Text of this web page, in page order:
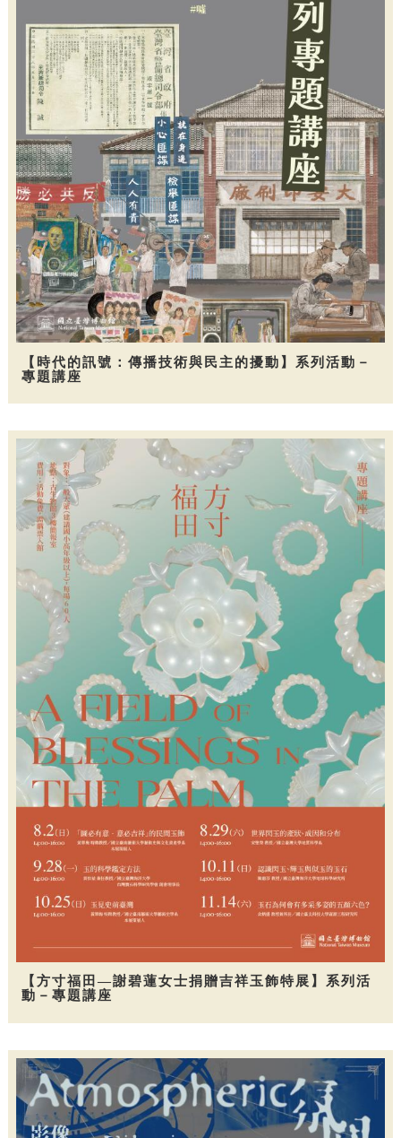
【時代的訊號：傳播技術與民主的擾動】系列活動－
專題講座
【方寸福田—謝碧蓮女士捐贈吉祥玉飾特展】系列活
動－專題講座